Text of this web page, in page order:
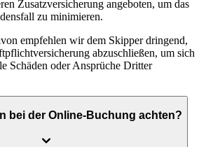
Zusatzversicherung angeboten, um das
zu minimieren.
empfehlen wir dem Skipper dringend,
abzuschließen, um sich
Schäden oder Ansprüche Dritter
bei der Online-Buchung achten?